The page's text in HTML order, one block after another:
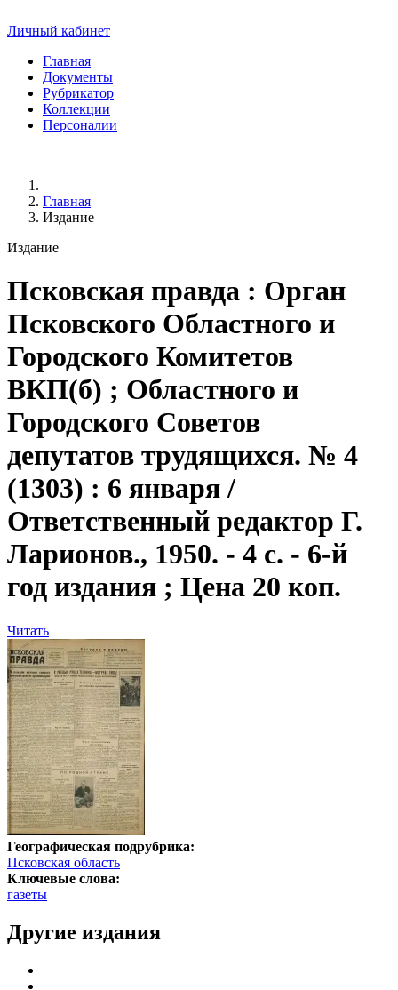
Личный кабинет
Главная
Документы
Рубрикатор
Коллекции
Персоналии
Главная
Издание
Издание
Псковская правда : Орган
Псковского Областного и
Городского Комитетов
ВКП(б) ; Областного и
Городского Советов
депутатов трудящихся. № 4
(1303) : 6 января /
Ответственный редактор Г.
Ларионов., 1950. - 4 с. - 6-й
год издания ; Цена 20 коп.
Читать
Географическая подрубрика:
Псковская область
Ключевые слова:
газеты
Другие издания